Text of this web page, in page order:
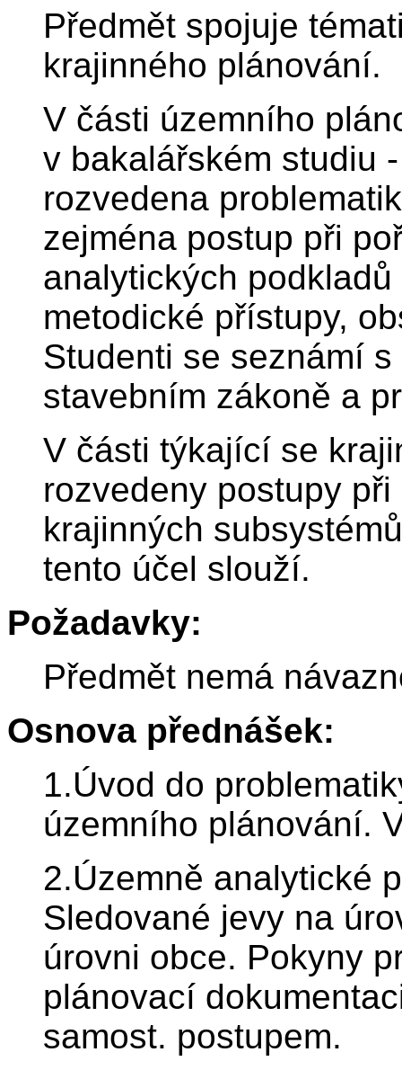
Předmět spojuje
krajinného plánování.
V části územního
v bakalářském studiu
rozvedena
zejména postup při
analytických
metodické přístupy,
Studenti se seznámí
stavebním zákoně a
V části týkající se
rozvedeny postupy
krajinných
tento účel slouží.
Požadavky:
Předmět nemá
Osnova přednášek:
1.Úvod do
územního plánování.
2.Územně analytické
Sledované jevy na
úrovni obce. Pokyny
plánovací
samost. postupem.